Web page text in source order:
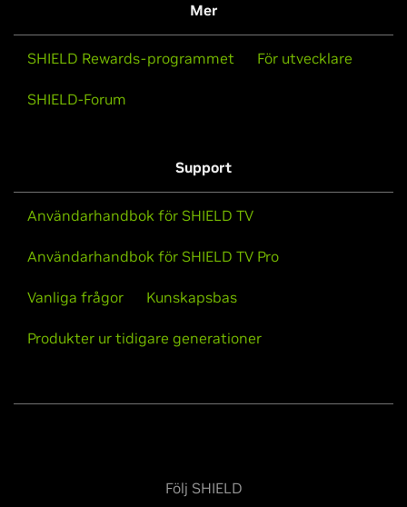
Mer
SHIELD Rewards-programmet För utvecklare
SHIELD-Forum
Support
Användarhandbok för SHIELD TV
Användarhandbok för SHIELD TV Pro
Vanliga frågor Kunskapsbas
Produkter ur tidigare generationer
Följ SHIELD